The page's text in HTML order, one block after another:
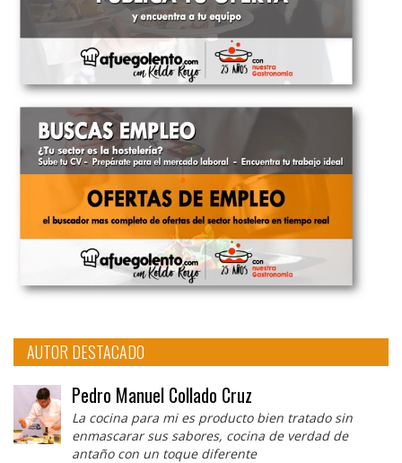
AUTOR DESTACADO
Pedro Manuel Collado Cruz
La cocina para mi es producto bien tratado sin
enmascarar sus sabores, cocina de verdad de
antaño con un toque diferente